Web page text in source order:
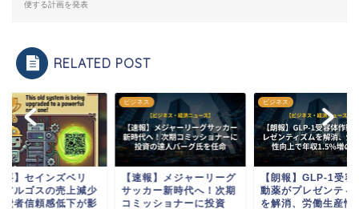
便する計画を発表
RELATED POST
要】セインズベリ
アルゴスの売上減少
費者信頼感低下が影
ビジネス
【速報】メジャーリーグ
サッカー新時代へ！次期
コミッショナーに投資
ビジネス
【朗報】GLP-1受容
動薬がプレゼンティ
を解消、労働生産性